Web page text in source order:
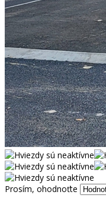
Prosím, ohodnoťte